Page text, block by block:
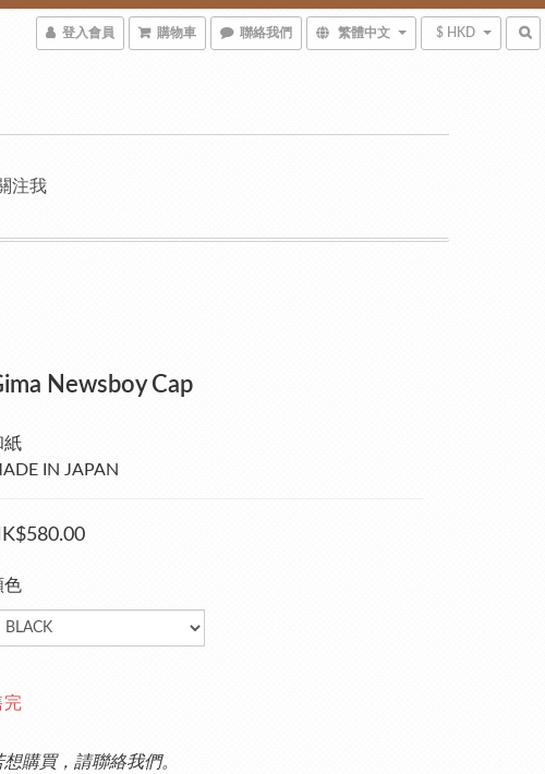
登入會員 購物車 聯絡我們 繁體中文 $ HKD
注我
Newsboy Cap
紙
IN JAPAN
色
完
想購買，請聯絡我們。